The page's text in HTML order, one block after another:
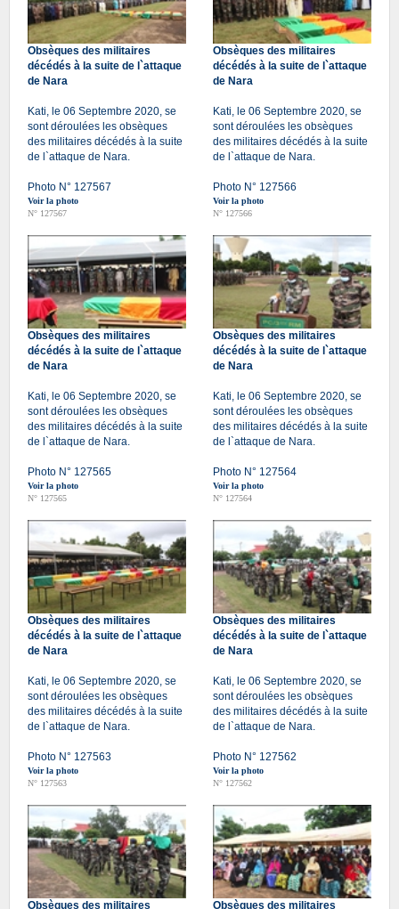
Obsèques des militaires
décédés à la suite de l`attaque
de Nara
Kati, le 06 Septembre 2020, se
sont déroulées les obsèques
des militaires décédés à la suite
de l`attaque de Nara.
Photo N° 127567
Voir la photo
N° 127567
Obsèques des militaires
décédés à la suite de l`attaque
de Nara
Kati, le 06 Septembre 2020, se
sont déroulées les obsèques
des militaires décédés à la suite
de l`attaque de Nara.
Photo N° 127566
Voir la photo
N° 127566
Obsèques des militaires
décédés à la suite de l`attaque
de Nara
Kati, le 06 Septembre 2020, se
sont déroulées les obsèques
des militaires décédés à la suite
de l`attaque de Nara.
Photo N° 127565
Voir la photo
N° 127565
Obsèques des militaires
décédés à la suite de l`attaque
de Nara
Kati, le 06 Septembre 2020, se
sont déroulées les obsèques
des militaires décédés à la suite
de l`attaque de Nara.
Photo N° 127564
Voir la photo
N° 127564
Obsèques des militaires
décédés à la suite de l`attaque
de Nara
Kati, le 06 Septembre 2020, se
sont déroulées les obsèques
des militaires décédés à la suite
de l`attaque de Nara.
Photo N° 127563
Voir la photo
N° 127563
Obsèques des militaires
décédés à la suite de l`attaque
de Nara
Kati, le 06 Septembre 2020, se
sont déroulées les obsèques
des militaires décédés à la suite
de l`attaque de Nara.
Photo N° 127562
Voir la photo
N° 127562
Obsèques des militaires
Obsèques des militaires